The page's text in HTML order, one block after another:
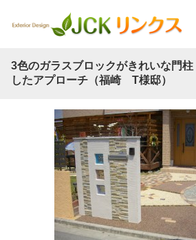
3色のガラスブロックがきれいな門
したアプローチ（福崎 T様邸）